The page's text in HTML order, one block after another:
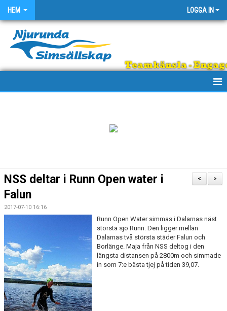
HEM LOGGA IN
Teamkänsla -
REGNBÅGEN
DOKUMENT
>
<
NSS deltar i Runn Open water i
Falun
2017-07-10 16:16
Runn Open Water simmas i Dalarnas näst
största sjö Runn. Den ligger mellan
Dalarnas två största städer Falun och
Borlänge. Maja från NSS deltog i den
längsta distansen på 2800m och simmade
in som 7:e bästa tjej på tiden 39,07.